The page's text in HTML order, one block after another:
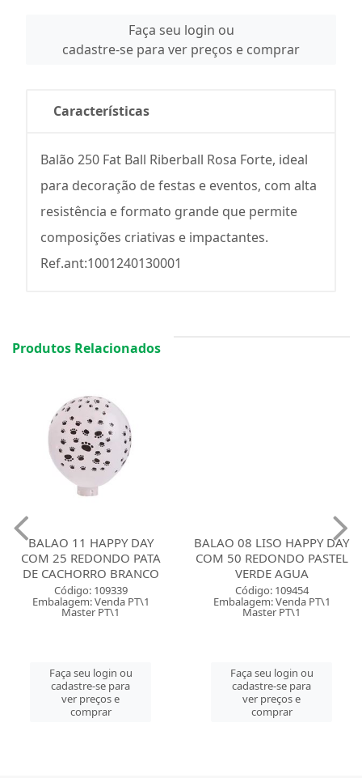
Faça seu login ou
cadastre-se para ver preços e comprar
Características
Balão 250 Fat Ball Riberball Rosa Forte, ideal
para decoração de festas e eventos, com alta
resistência e formato grande que permite
composições criativas e impactantes.
Ref.ant:1001240130001
Produtos Relacionados
BALAO 11 HAPPY DAY
COM 25 REDONDO PATA
DE CACHORRO BRANCO
Código: 109339
Embalagem: Venda PT\1
Master PT\1
Faça seu login ou
cadastre-se para
ver preços e
comprar
BALAO 08 LISO HAPPY DAY
COM 50 REDONDO PASTEL
VERDE AGUA
Código: 109454
Embalagem: Venda PT\1
Master PT\1
Faça seu login ou
cadastre-se para
ver preços e
comprar